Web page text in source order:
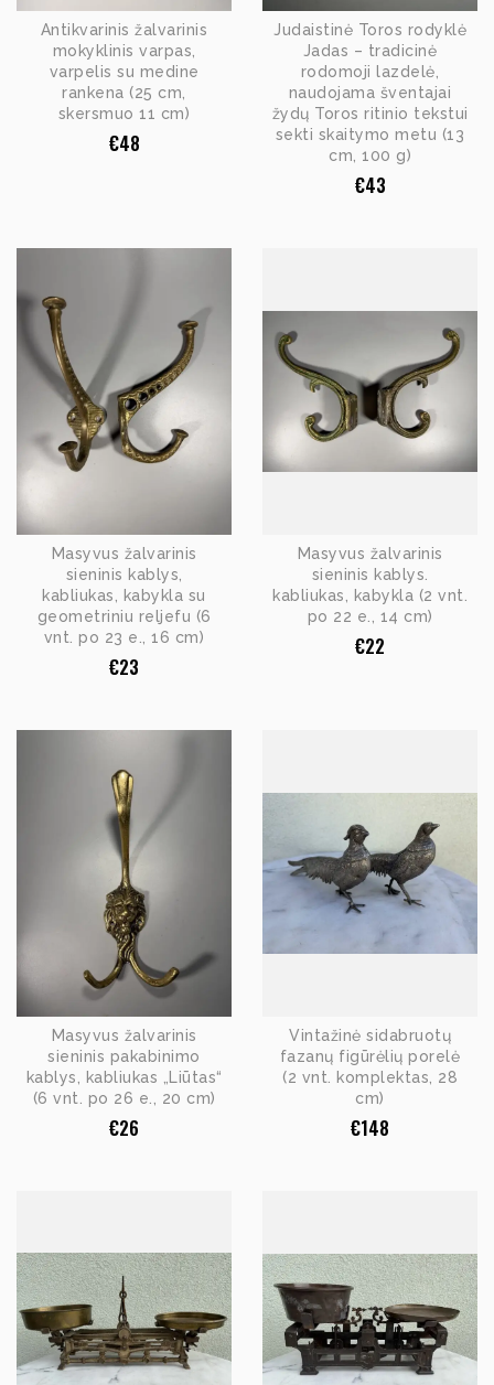
Antikvarinis žalvarinis
mokyklinis varpas,
varpelis su medine
rankena (25 cm,
skersmuo 11 cm)
€48
Judaistinė Toros rodyklė
Jadas – tradicinė
rodomoji lazdelė,
naudojama šventajai
žydų Toros ritinio tekstui
sekti skaitymo metu (13
cm, 100 g)
€43
Masyvus žalvarinis
sieninis kablys,
kabliukas, kabykla su
geometriniu reljefu (6
vnt. po 23 e., 16 cm)
€23
Masyvus žalvarinis
sieninis kablys.
kabliukas, kabykla (2 vnt.
po 22 e., 14 cm)
€22
Masyvus žalvarinis
sieninis pakabinimo
kablys, kabliukas „Liūtas“
(6 vnt. po 26 e., 20 cm)
€26
Vintažinė sidabruotų
fazanų figūrėlių porelė
(2 vnt. komplektas, 28
cm)
€148